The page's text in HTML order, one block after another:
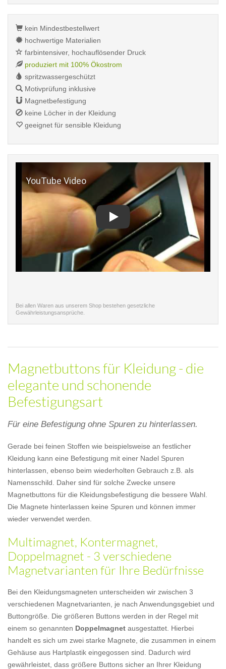
kein Mindestbestellwert
hochwertige Materialien
farbintensiver, hochauflösender Druck
produziert mit 100% Ökostrom
spritzwassergeschützt
Motivprüfung inklusive
Magnetbefestigung
keine Löcher in der Kleidung
geeignet für sensible Kleidung
Bei allen Waren aus unserem Shop bestehen gesetzliche
Gewährleistungsansprüche.
Magnetbuttons für Kleidung - die
elegante und schonende
Befestigungsart
Für eine Befestigung ohne Spuren zu hinterlassen.
Gerade bei feinen Stoffen wie beispielsweise an festlicher
Kleidung kann eine Befestigung mit einer Nadel Spuren
hinterlassen, ebenso beim wiederholten Gebrauch z.B. als
Namensschild. Daher sind für solche Zwecke unsere
Magnetbuttons für die Kleidungsbefestigung die bessere Wahl.
Die Magnete hinterlassen keine Spuren und können immer
wieder verwendet werden.
Multimagnet, Kontermagnet,
Doppelmagnet - 3 verschiedene
Magnetvarianten für Ihre Bedürfnisse
Bei den Kleidungsmagneten unterscheiden wir zwischen 3
verschiedenen Magnetvarianten, je nach Anwendungsgebiet und
Buttongröße. Die größeren Buttons werden in der Regel mit
einem so genannten Doppelmagnet ausgestattet. Hierbei
handelt es sich um zwei starke Magnete, die zusammen in einem
Gehäuse aus Hartplastik eingegossen sind. Dadurch wird
gewährleistet, dass größere Buttons sicher an Ihrer Kleidung